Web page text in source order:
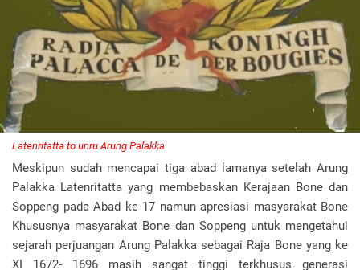
Latenritatta to unru Arung Palakka
Meskipun sudah mencapai tiga abad lamanya setelah Arung
Palakka Latenritatta yang membebaskan Kerajaan Bone dan
Soppeng pada Abad ke 17 namun apresiasi masyarakat Bone
Khususnya masyarakat Bone dan Soppeng untuk mengetahui
sejarah perjuangan Arung Palakka sebagai Raja Bone yang ke
XI 1672- 1696 masih sangat tinggi terkhusus generasi